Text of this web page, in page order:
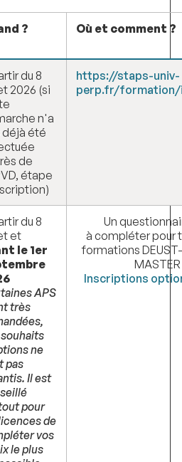
? Où et comment ?
du 8
2026 (si
n'a
déjà été
de
étape
https://staps-univ-
perp.fr/
du 8
et
le 1er
APS
très
ne
pas
Il est
pour
de
vos
le plus
Un
à compléter pour
formations
MASTER
Inscriptions